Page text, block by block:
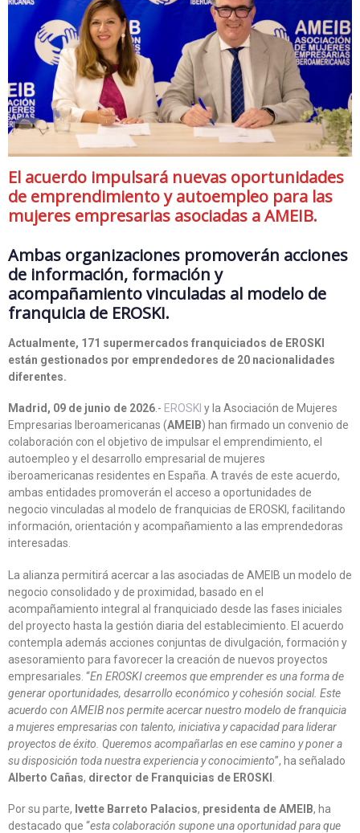
El acuerdo impulsará nuevas oportunidades
de emprendimiento y autoempleo para las
mujeres empresarias asociadas a AMEIB.
Ambas organizaciones promoverán acciones
de información, formación y
acompañamiento vinculadas al modelo de
franquicia de EROSKI.
Actualmente, 171 supermercados franquiciados de EROSKI
están gestionados por emprendedores de 20 nacionalidades
diferentes.
Madrid, 09 de junio de 2026.- EROSKI y la Asociación de Mujeres
Empresarias Iberoamericanas (AMEIB) han firmado un convenio de
colaboración con el objetivo de impulsar el emprendimiento, el
autoempleo y el desarrollo empresarial de mujeres
iberoamericanas residentes en España. A través de este acuerdo,
ambas entidades promoverán el acceso a oportunidades de
negocio vinculadas al modelo de franquicias de EROSKI, facilitando
información, orientación y acompañamiento a las emprendedoras
interesadas.
La alianza permitirá acercar a las asociadas de AMEIB un modelo de
negocio consolidado y de proximidad, basado en el
acompañamiento integral al franquiciado desde las fases iniciales
del proyecto hasta la gestión diaria del establecimiento. El acuerdo
contempla además acciones conjuntas de divulgación, formación y
asesoramiento para favorecer la creación de nuevos proyectos
empresariales. “En EROSKI creemos que emprender es una forma de
generar oportunidades, desarrollo económico y cohesión social. Este
acuerdo con AMEIB nos permite acercar nuestro modelo de franquicia
a mujeres empresarias con talento, iniciativa y capacidad para liderar
proyectos de éxito. Queremos acompañarlas en ese camino y poner a
su disposición toda nuestra experiencia y conocimiento”, ha señalado
Alberto Cañas, director de Franquicias de EROSKI
Por su parte, Ivette Barreto Palacios, presidenta de AMEIB, ha
destacado que “esta colaboración supone una oportunidad para que